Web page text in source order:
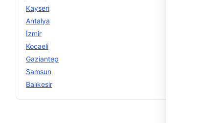
Kayseri
Antalya
İzmir
Kocaeli
Gaziantep
Samsun
Balıkesir